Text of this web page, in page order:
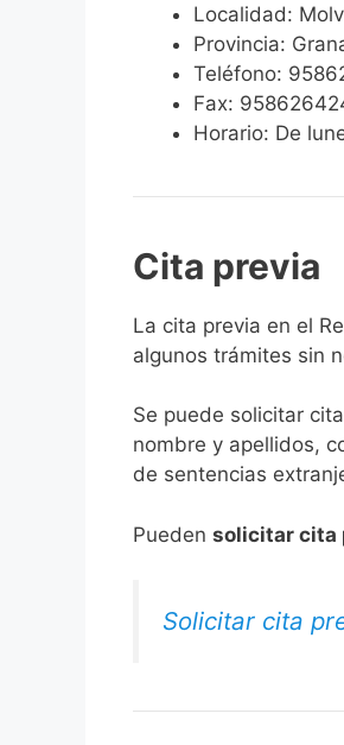
Localidad:
Provincia:
Teléfono:
Fax:
Horario: De
Cita previa
​​​​​​​​​​​​​​​​​​​​​​​​​​​​La cita previa en el
algunos trámites sin
Se puede solicitar
nombre y apellidos,
de sentencias
​Pueden solicitar cita
Solicitar cita